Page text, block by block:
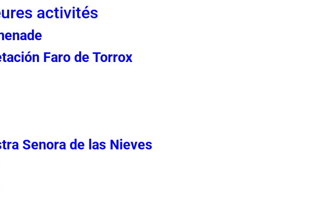
activités
Faro de Torrox
Senora de las Nieves